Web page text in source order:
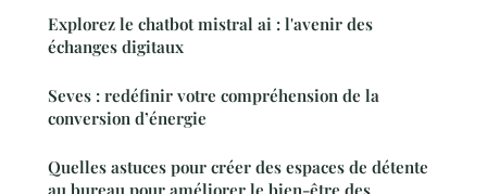
Explorez le chatbot mistral ai : l'avenir des
échanges digitaux
Seves : redéfinir votre compréhension de la
conversion d’énergie
Quelles astuces pour créer des espaces de détente